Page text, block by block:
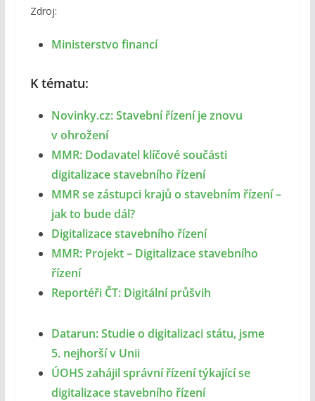
Zdroj:
Ministerstvo financí
K tématu:
Novinky.cz: Stavební řízení je znovu
v ohrožení
MMR: Dodavatel klíčové součásti
digitalizace stavebního řízení
MMR se zástupci krajů o stavebním řízení –
jak to bude dál?
Digitalizace stavebního řízení
MMR: Projekt – Digitalizace stavebního
řízení
Reportéři ČT: Digitální průšvih
Datarun: Studie o digitalizaci státu, jsme
5. nejhorší v Unii
ÚOHS zahájil správní řízení týkající se
digitalizace stavebního řízení